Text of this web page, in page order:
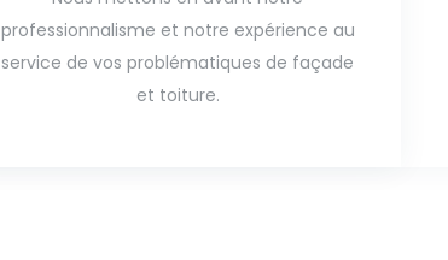
professionnalisme et notre expérience au
service de vos problématiques de façade
et toiture.